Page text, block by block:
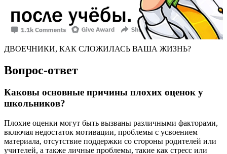
ДВОЕЧНИКИ, КАК СЛОЖИЛАСЬ ВАША ЖИЗНЬ?
Вопрос-ответ
Каковы основные причины плохих оценок у
школьников?
Плохие оценки могут быть вызваны различными факторами,
включая недостаток мотивации, проблемы с усвоением
материала, отсутствие поддержки со стороны родителей или
учителей, а также личные проблемы, такие как стресс или